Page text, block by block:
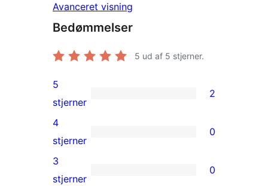
Avanceret visning
Bedømmelser
5 ud af 5 stjerner.
2
5-
stjernet
anmeldelser
5
stjerner
2
0
4-
stjernet
4
stjerner
0
0
3
stjerner
0